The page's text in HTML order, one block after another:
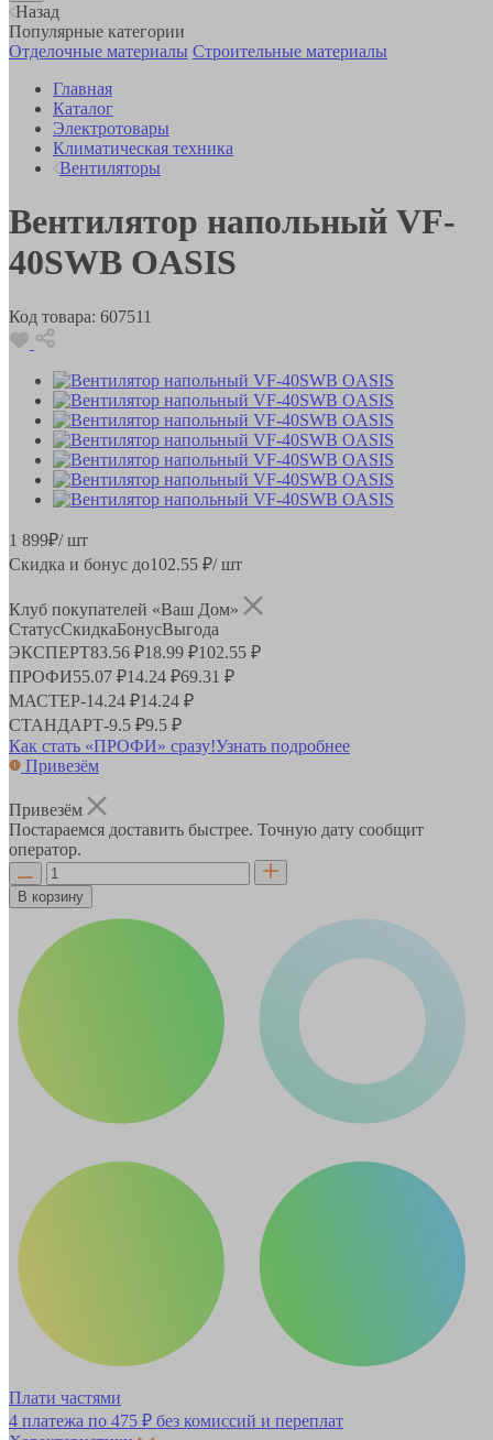
Назад
Популярные категории
Отделочные материалы Строительные материалы
Главная
Каталог
Электротовары
Климатическая техника
Вентиляторы
Вентилятор напольный VF-
40SWB OASIS
Код товара: 607511
1 899₽/ шт
Скидка и бонус до102.55 ₽/ шт
Клуб покупателей «Ваш Дом»
СтатусСкидкаБонусВыгода
ЭКСПЕРТ83.56 ₽18.99 ₽102.55 ₽
ПРОФИ55.07 ₽14.24 ₽69.31 ₽
МАСТЕР-14.24 ₽14.24 ₽
СТАНДАРТ-9.5 ₽9.5 ₽
Как стать «ПРОФИ» сразу!Узнать подробнее
Привезём
Привезём
Постараемся доставить быстрее. Точную дату сообщит
оператор.
В корзину
Плати частями
4 платежа по 475 ₽ без комиссий и переплат